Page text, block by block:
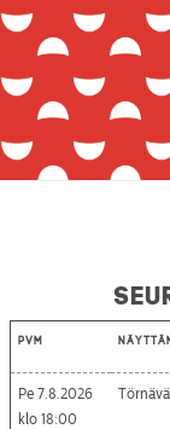
Pvm
Pe 7.8.2026
18:00
Törnävä